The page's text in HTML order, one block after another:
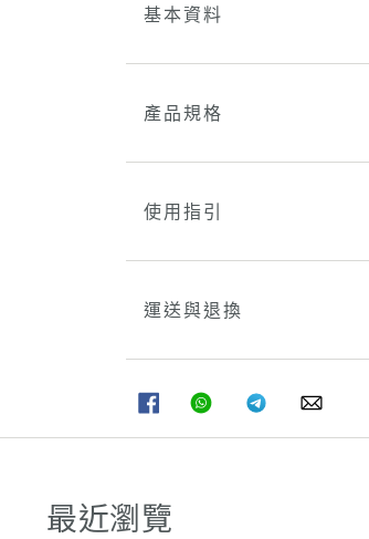
基本資料
產品規格
使用指引
運送與退換
FACEBOOK
分
享
WHATSAPPTELEGRAM
分
享
最近瀏覽